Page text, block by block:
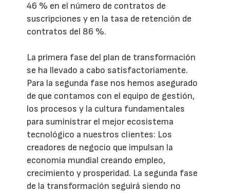
46 % en el número de contratos de
suscripciones y en la tasa de retención de
contratos del 86 %.
La primera fase del plan de transformación
se ha llevado a cabo satisfactoriamente.
Para la segunda fase nos hemos asegurado
de que contamos con el equipo de gestión,
los procesos y la cultura fundamentales
para suministrar el mejor ecosistema
tecnológico a nuestros clientes: Los
creadores de negocio que impulsan la
economía mundial creando empleo,
crecimiento y prosperidad. La segunda fase
de la transformación seguirá siendo no